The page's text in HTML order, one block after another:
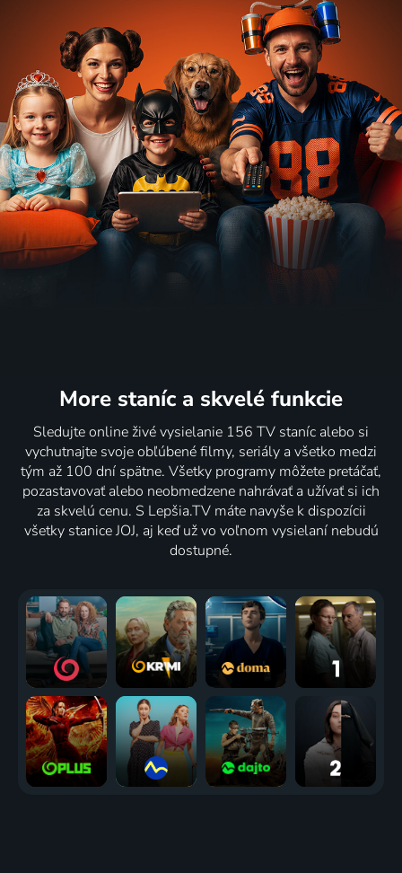
More staníc a skvelé funkcie
Sledujte online živé vysielanie 156 TV staníc alebo si
vychutnajte svoje obľúbené filmy, seriály a všetko medzi
tým až 100 dní spätne. Všetky programy môžete pretáčať,
pozastavovať alebo neobmedzene nahrávať a užívať si ich
za skvelú cenu. S Lepšia.TV máte navyše k dispozícii
všetky stanice JOJ, aj keď už vo voľnom vysielaní nebudú
dostupné.